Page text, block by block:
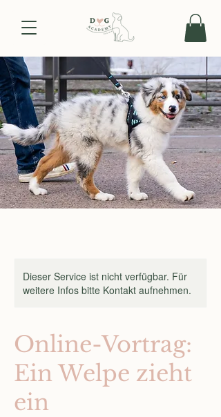
Dieser Service ist nicht verfügbar. Für
weitere Infos bitte Kontakt aufnehmen.
Online-Vortrag:
Ein Welpe zieht
ein